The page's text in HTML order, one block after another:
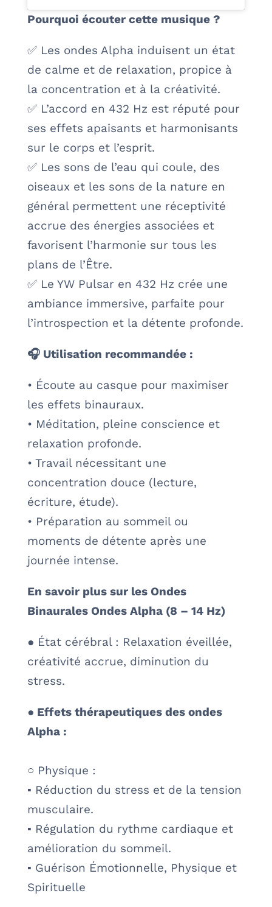
Pourquoi écouter cette musique ?
✅ Les ondes Alpha induisent un état
de calme et de relaxation, propice à
la concentration et à la créativité.
✅ L’accord en 432 Hz est réputé pour
ses effets apaisants et harmonisants
sur le corps et l’esprit.
✅ Les sons de l’eau qui coule, des
oiseaux et les sons de la nature en
général permettent une réceptivité
accrue des énergies associées et
favorisent l’harmonie sur tous les
plans de l’Être.
✅ Le YW Pulsar en 432 Hz crée une
ambiance immersive, parfaite pour
l’introspection et la détente profonde.
🎧 Utilisation recommandée :
• Écoute au casque pour maximiser
les effets binauraux.
• Méditation, pleine conscience et
relaxation profonde.
• Travail nécessitant une
concentration douce (lecture,
écriture, étude).
• Préparation au sommeil ou
moments de détente après une
journée intense.
En savoir plus sur les Ondes
Binaurales Ondes Alpha (8 – 14 Hz)
● État cérébral : Relaxation éveillée,
créativité accrue, diminution du
stress.
● Effets thérapeutiques des ondes
Alpha :
○ Physique :
▪ Réduction du stress et de la tension
musculaire.
▪ Régulation du rythme cardiaque et
amélioration du sommeil.
▪ Guérison Émotionnelle, Physique et
Spirituelle